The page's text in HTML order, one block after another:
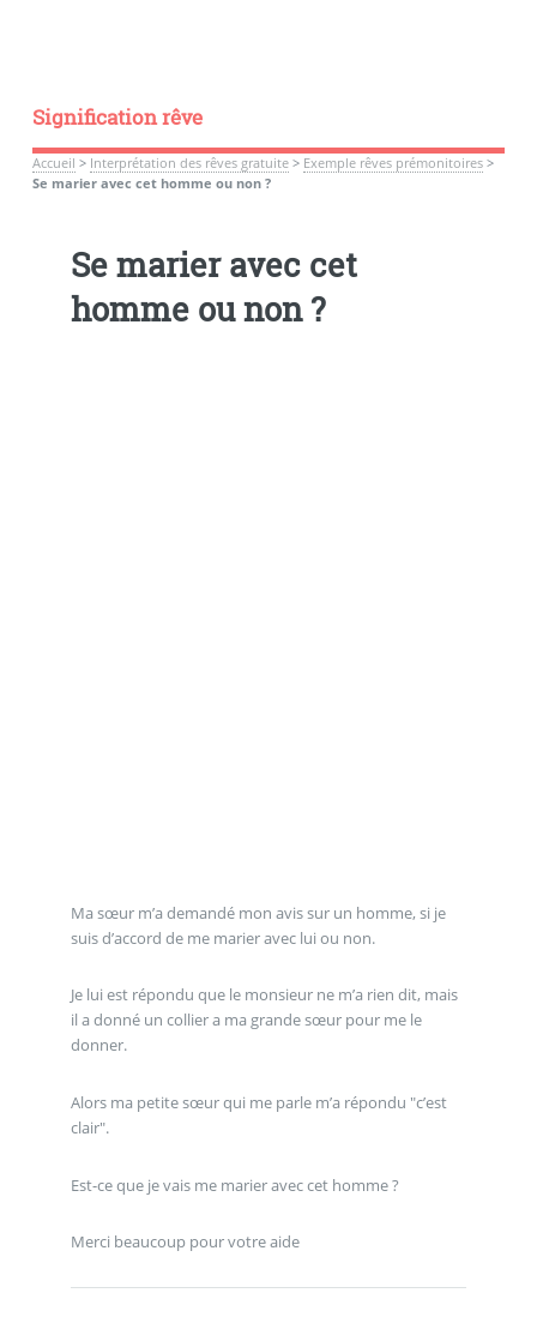
Signification rêve
Accueil > Interprétation des rêves gratuite> Exemple rêves prémonitoires>
Se marier avec cet homme ou non ?
Se marier avec cet
homme ou non ?
Ma sœur m’a demandé mon avis sur un homme, si je
suis d’accord de me marier avec lui ou non.
Je lui est répondu que le monsieur ne m’a rien dit, mais
il a donné un collier a ma grande sœur pour me le
donner.
Alors ma petite sœur qui me parle m’a répondu "c’est
clair".
Est-ce que je vais me marier avec cet homme ?
Merci beaucoup pour votre aide